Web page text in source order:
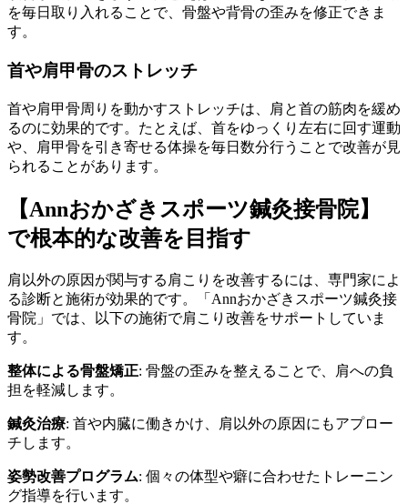
を毎日取り入れることで、骨盤や背骨の歪みを修正できま
す。
首や肩甲骨のストレッチ
首や肩甲骨周りを動かすストレッチは、肩と首の筋肉を緩め
るのに効果的です。たとえば、首をゆっくり左右に回す運動
や、肩甲骨を引き寄せる体操を毎日数分行うことで改善が見
られることがあります。
【Annおかざきスポーツ鍼灸接骨院】
で根本的な改善を目指す
肩以外の原因が関与する肩こりを改善するには、専門家によ
る診断と施術が効果的です。「Annおかざきスポーツ鍼灸接
骨院」では、以下の施術で肩こり改善をサポートしていま
す。
整体による骨盤矯正: 骨盤の歪みを整えることで、肩への負
担を軽減します。
鍼灸治療: 首や内臓に働きかけ、肩以外の原因にもアプロー
チします。
姿勢改善プログラム: 個々の体型や癖に合わせたトレーニン
グ指導を行います。